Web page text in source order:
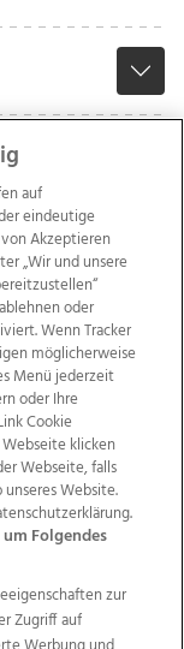
Jobs
Werbung
Wimmer
Ischler Woche
auf
eindeutige
Akzeptieren
„Wir und unsere
oder
Wenn Tracker
möglicherweise
Menü jederzeit
oder Ihre
Cookie
klicken
Webseite, falls
Website.
Folgendes
zur
Zugriff auf